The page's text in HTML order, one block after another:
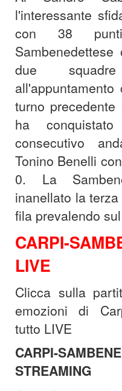
l'interessante
con 38
due
turno
ha
consecutivo
Tonino Benelli
0. La
inanellato la
fila prevalendo
CARPI-
LIVE
Clicca sulla
emozioni di
tutto LIVE
CARPI-
STREAMING